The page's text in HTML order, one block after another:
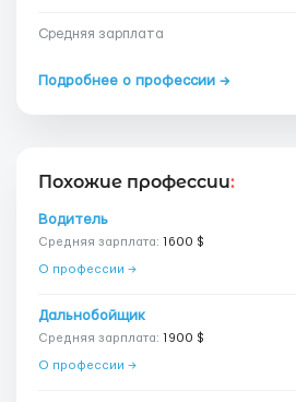
Средняя зарплата
Подробнее о профессии →
Похожие профессии:
Водитель
Средняя зарплата: 1600 $
О профессии →
Дальнобойщик
Средняя зарплата: 1900 $
О профессии →